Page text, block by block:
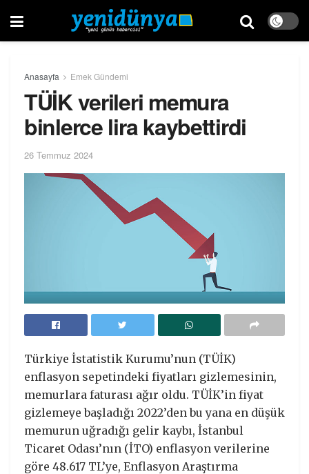
Anasayfa Emek Gündemi
TÜİK verileri memura
binlerce lira kaybettirdi
26 Temmuz 2024
Türkiye İstatistik Kurumu’nun (TÜİK)
enflasyon sepetindeki fiyatları gizlemesinin,
memurlara faturası ağır oldu. TÜİK’in fiyat
gizlemeye başladığı 2022’den bu yana en düşük
memurun uğradığı gelir kaybı, İstanbul
Ticaret Odası’nın (İTO) enflasyon verilerine
göre 48.617 TL’ye, Enflasyon Araştırma